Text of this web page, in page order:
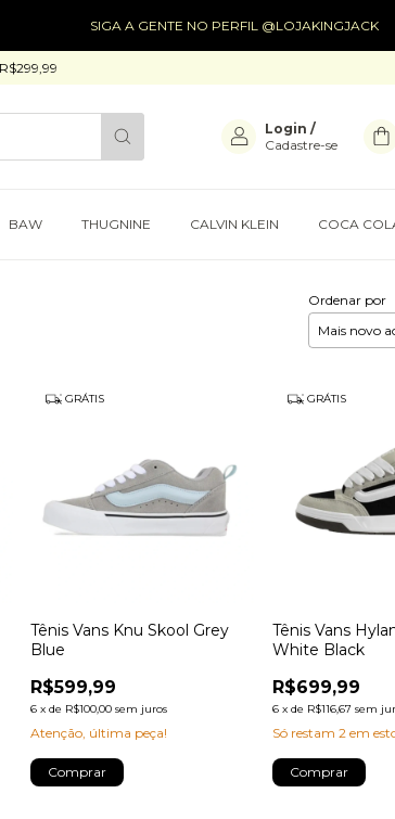
SIGA A GENTE NO PERFIL @LOJAKINGJACK SIGA
Login /
Cadastre-se
BAW THUGNINE CALVIN KLEIN COCA
Ordenar por
GRÁTIS
Tênis Vans Knu Skool Grey
Blue
R$599,99
6 xde R$100,00 sem juros
Atenção, última peça!
Comprar
GRÁTIS
Tênis Vans
White Black
R$699,99
6 x de R$116,67 sem
Só restam 2em
Comprar